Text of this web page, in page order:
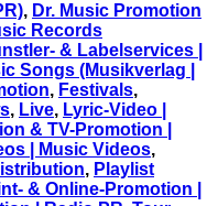
, Dr. Music Promotion
Records
& Labelservices |
Songs (Musikverlag |
, Festivals,
, Live, Lyric-Video |
& TV-Promotion |
| Music Videos,
, Playlist
& Online-Promotion |